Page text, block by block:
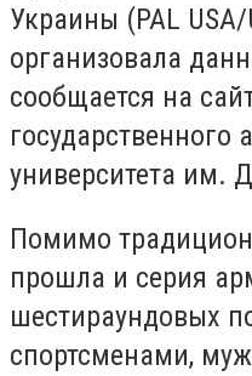
Украины (PAL USA/
организовала
сообщается на
государственного
университета им.
Помимо
прошла и серия
шестираундовых
спортсменами,